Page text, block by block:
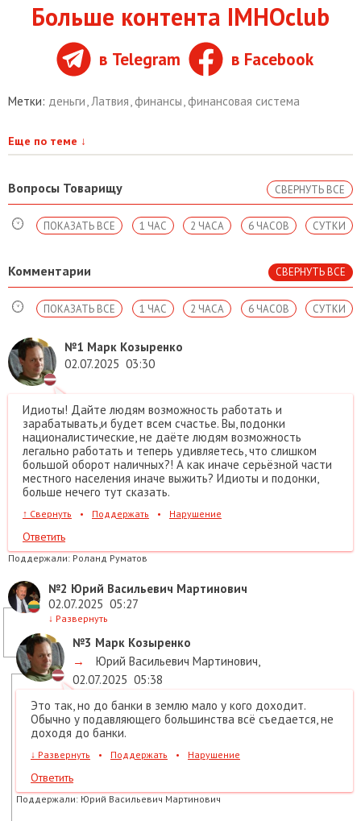
Больше контента IMHOclub
в Telegram в Facebook
Метки: деньги,Латвия,финансы,финансовая система
Еще по теме ↓
Вопросы Товарищу СВЕРНУТЬ ВСЕ
СУТКИ
6 ЧАСОВ
2 ЧАСА
1 ЧАС
ПОКАЗАТЬ ВСЕ
Комментарии СВЕРНУТЬ ВСЕ
СУТКИ
6 ЧАСОВ
2 ЧАСА
1 ЧАС
ПОКАЗАТЬ ВСЕ
№1 Марк Козыренко
02.07.2025 03:30
Идиоты! Дайте людям возможность работать и
зарабатывать,и будет всем счастье. Вы, подонки
националистические, не даёте людям возможность
легально работать и теперь удивляетесь, что слишком
большой оборот наличных?! А как иначе серьёзной части
местного населения иначе выжить? Идиоты и подонки,
больше нечего тут сказать.
↑ Свернуть • Поддержать • Нарушение
Ответить
Поддержали: Роланд Руматов
№2 Юрий Васильевич Мартинович
02.07.2025 05:27
↓ Развернуть
№3 Марк Козыренко
→
Юрий Васильевич Мартинович,
02.07.2025 05:38
Это так, но до банки в землю мало у кого доходит.
Обычно у подавляющего большинства всё съедается, не
доходя до банки.
↓ Развернуть • Поддержать • Нарушение
Ответить
Поддержали: Юрий Васильевич Мартинович